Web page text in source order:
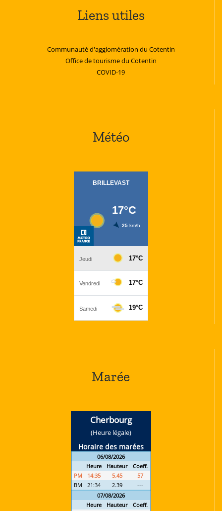
Liens utiles
Communauté d'agglomération du Cotentin
Office de tourisme du Cotentin
COVID-19
Météo
Marée